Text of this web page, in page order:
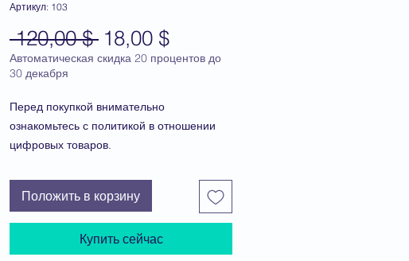
Артикул: 103
120,00 $ Обычная
цена
18,00 $Спеццена
Автоматическая скидка 20 процентов до
30 декабря
Перед покупкой внимательно
ознакомьтесь с политикой в отношении
цифровых товаров.
моделиздесь.
Чтобы продолжить процесс оформления
покупки, нажмите "Положить в корзину".
Положить в корзину
Купить сейчас